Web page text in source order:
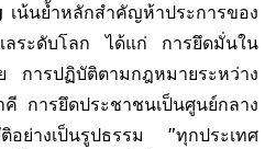
น้นย้ำหลักสำคัญห้าประการของ
ลระดับโลก ได้แก่ การยึดมั่นใน
การปฏิบัติตามกฎหมายระหว่าง
การยึดประชาชนเป็นศูนย์กลาง
อย่างเป็นรูปธรรม "ทุกประเทศ